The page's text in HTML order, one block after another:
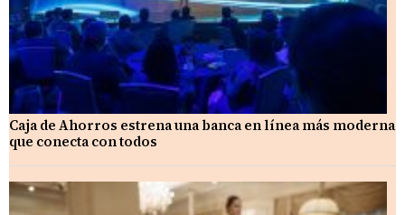
Caja de Ahorros estrena una banca en línea más moderna
que conecta con todos